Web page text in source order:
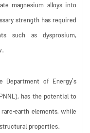
magnesium alloys into
strength has required
such as dysprosium,
of Energy’s
has the potential to
earth elements, while
properties.